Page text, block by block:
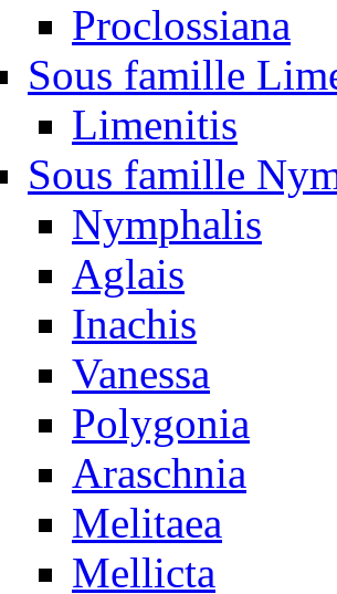
Proclossiana
Sous famille
Limenitis
Sous famille
Nymphalis
Aglais
Inachis
Vanessa
Polygonia
Araschnia
Melitaea
Mellicta